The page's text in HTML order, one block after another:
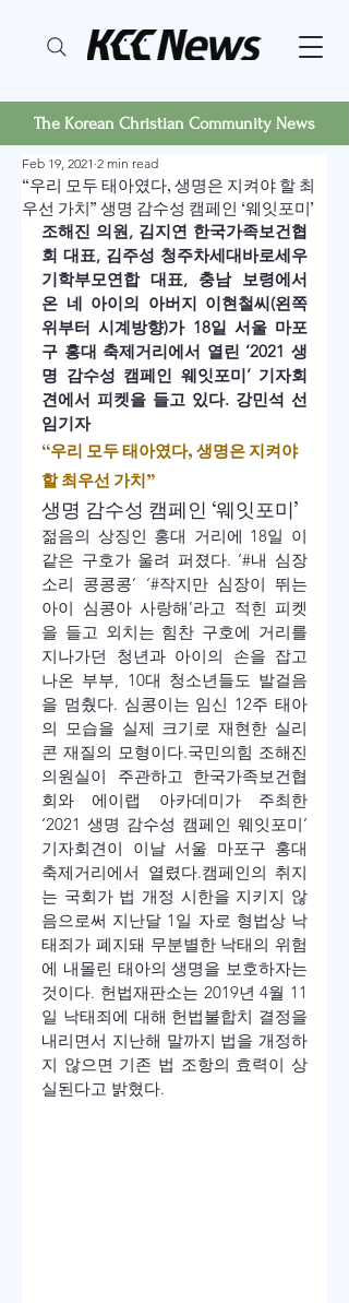
The Korean Christian Community News
“우리 모두 태아였다, 생명은 지켜야 할 최
우선 가치” 생명 감수성 캠페인 ‘웨잇포미’
Feb 19, 2021 2 min read
조해진 의원, 김지연 한국가족보건협
회 대표, 김주성 청주차세대바로세우
기학부모연합 대표, 충남 보령에서
온 네 아이의 아버지 이현철씨(왼쪽
위부터 시계방향)가 18일 서울 마포
구 홍대 축제거리에서 열린 ‘2021 생
명 감수성 캠페인 웨잇포미’ 기자회
견에서 피켓을 들고 있다. 강민석 선
임기자
“우리 모두 태아였다, 생명은 지켜야
할 최우선 가치”
생명 감수성 캠페인 ‘웨잇포미’
젊음의 상징인 홍대 거리에 18일 이
같은 구호가 울려 퍼졌다. ‘#내 심장
소리 콩콩콩’ ‘#작지만 심장이 뛰는
아이 심콩아 사랑해’라고 적힌 피켓
을 들고 외치는 힘찬 구호에 거리를
지나가던 청년과 아이의 손을 잡고
나온 부부, 10대 청소년들도 발걸음
을 멈췄다. 심콩이는 임신 12주 태아
의 모습을 실제 크기로 재현한 실리
콘 재질의 모형이다.국민의힘 조해진
의원실이 주관하고 한국가족보건협
회와 에이랩 아카데미가 주최한
‘2021 생명 감수성 캠페인 웨잇포미’
기자회견이 이날 서울 마포구 홍대
축제거리에서 열렸다.캠페인의 취지
는 국회가 법 개정 시한을 지키지 않
음으로써 지난달 1일 자로 형법상 낙
태죄가 폐지돼 무분별한 낙태의 위험
에 내몰린 태아의 생명을 보호하자는
것이다. 헌법재판소는 2019년 4월 11
일 낙태죄에 대해 헌법불합치 결정을
내리면서 지난해 말까지 법을 개정하
지 않으면 기존 법 조항의 효력이 상
실된다고 밝혔다.